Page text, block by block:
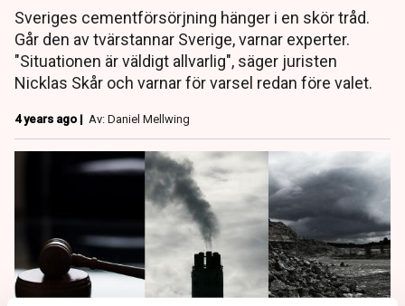
Sveriges cementförsörjning hänger i en skör tråd.
Går den av tvärstannar Sverige, varnar experter.
"Situationen är väldigt allvarlig", säger juristen
Nicklas Skår och varnar för varsel redan före valet.
4 years ago | Av: Daniel Mellwing